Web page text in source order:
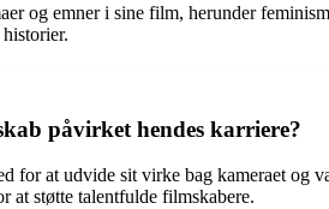
og emner i sine film, herunder
påvirket hendes karriere?
for at udvide sit virke bag kameraet
at støtte talentfulde filmskabere.